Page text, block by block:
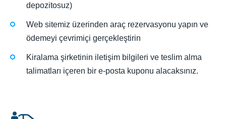
depozitosuz)
Web sitemiz üzerinden araç rezervasyonu yapın ve
ödemeyi çevrimiçi gerçekleştirin
Kiralama şirketinin iletişim bilgileri ve teslim alma
talimatları içeren bir e-posta kuponu alacaksınız.